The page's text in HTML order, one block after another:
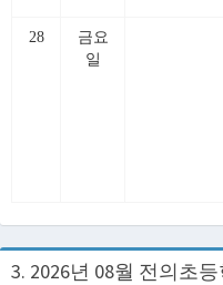
28
금요
일
3. 2026년 08월 전의초